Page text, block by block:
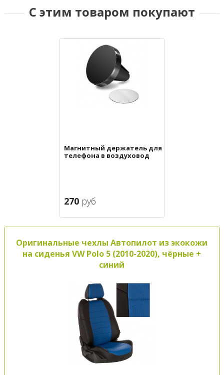
С этим товаром покупают
Магнитный держатель для
телефона в воздуховод
270 руб
Оригинальные чехлы Автопилот из экокожи
на сиденья VW Polo 5 (2010-2020), чёрные +
синий